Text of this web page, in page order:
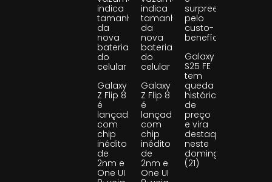
indica
tamanho
da
nova
bateria
do
celular
Galaxy
Z Flip 8
é
lançado
com
chip
inédito
de
2nm e
One UI
indica
tamanho
da
nova
bateria
do
celular
Galaxy
Z Flip 8
é
lançado
com
chip
inédito
de
2nm e
One UI
surpreende
pelo
custo-
benefício
Galaxy
S25 FE
tem
queda
histórica
de
preço
e vira
destaque
neste
domingo
(21)